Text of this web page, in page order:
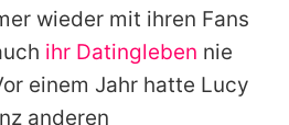
wieder mit ihren Fans
ihr Datingleben nie
einem Jahr hatte Lucy
anderen